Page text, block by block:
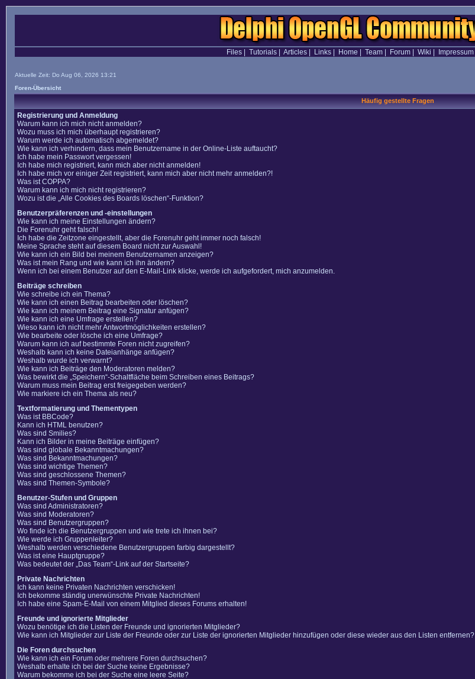
Files| Tutorials| Articles| Links| Home Team| Forum| Wiki Impressum
Aktuelle Zeit: Do Aug 06, 2026 13:21
Foren-Übersicht
Häufig gestellte Fragen
Registrierung und Anmeldung
Warum kann ich mich nicht anmelden?
Wozu muss ich mich überhaupt registrieren?
Warum werde ich automatisch abgemeldet?
Wie kann ich verhindern, dass mein Benutzername in der Online-Liste auftaucht?
Ich habe mein Passwort vergessen!
Ich habe mich registriert, kann mich aber nicht anmelden!
Ich habe mich vor einiger Zeit registriert, kann mich aber nicht mehr anmelden?!
Was ist COPPA?
Warum kann ich mich nicht registrieren?
Wozu ist die „Alle Cookies des Boards löschen“-Funktion?
Benutzerpräferenzen und -einstellungen
Wie kann ich meine Einstellungen ändern?
Die Forenuhr geht falsch!
Ich habe die Zeitzone eingestellt, aber die Forenuhr geht immer noch falsch!
Meine Sprache steht auf diesem Board nicht zur Auswahl!
Wie kann ich ein Bild bei meinem Benutzernamen anzeigen?
Was ist mein Rang und wie kann ich ihn ändern?
Wenn ich bei einem Benutzer auf den E-Mail-Link klicke, werde ich aufgefordert, mich anzumelden.
Beiträge schreiben
Wie schreibe ich ein Thema?
Wie kann ich einen Beitrag bearbeiten oder löschen?
Wie kann ich meinem Beitrag eine Signatur anfügen?
Wie kann ich eine Umfrage erstellen?
Wieso kann ich nicht mehr Antwortmöglichkeiten erstellen?
Wie bearbeite oder lösche ich eine Umfrage?
Warum kann ich auf bestimmte Foren nicht zugreifen?
Weshalb kann ich keine Dateianhänge anfügen?
Weshalb wurde ich verwarnt?
Wie kann ich Beiträge den Moderatoren melden?
Was bewirkt die „Speichern“-Schaltfläche beim Schreiben eines Beitrags?
Warum muss mein Beitrag erst freigegeben werden?
Wie markiere ich ein Thema als neu?
Textformatierung und Thementypen
Was ist BBCode?
Kann ich HTML benutzen?
Was sind Smilies?
Kann ich Bilder in meine Beiträge einfügen?
Was sind globale Bekanntmachungen?
Was sind Bekanntmachungen?
Was sind wichtige Themen?
Was sind geschlossene Themen?
Was sind Themen-Symbole?
Benutzer-Stufen und Gruppen
Was sind Administratoren?
Was sind Moderatoren?
Was sind Benutzergruppen?
Wo finde ich die Benutzergruppen und wie trete ich ihnen bei?
Wie werde ich Gruppenleiter?
Weshalb werden verschiedene Benutzergruppen farbig dargestellt?
Was ist eine Hauptgruppe?
Was bedeutet der „Das Team“-Link auf der Startseite?
Private Nachrichten
Ich kann keine Privaten Nachrichten verschicken!
Ich bekomme ständig unerwünschte Private Nachrichten!
Ich habe eine Spam-E-Mail von einem Mitglied dieses Forums erhalten!
Freunde und ignorierte Mitglieder
Wozu benötige ich die Listen der Freunde und ignorierten Mitglieder?
Wie kann ich Mitglieder zur Liste der Freunde oder zur Liste der ignorierten Mitglieder hinzufügen oder diese wieder aus den Listen entfernen?
Die Foren durchsuchen
Wie kann ich ein Forum oder mehrere Foren durchsuchen?
Weshalb erhalte ich bei der Suche keine Ergebnisse?
Warum bekomme ich bei der Suche eine leere Seite?